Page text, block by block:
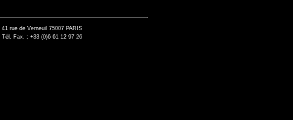
41 rue de Verneuil 75007 PARIS
Tél. Fax. : +33 (0)6 61 12 97 26